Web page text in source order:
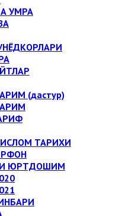
УМРА
(дастур)
ТАРИХИ
ЮРТДОШИМ